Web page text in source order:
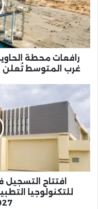
بميناء
الناظور
غرب
المتوسط
تُعلن
العد
رافعات محطة
غرب المتوسط تُعلن
التسجيل
المعهد
المتخصص
للتكنولوجيا
التطبيقية
الطيب
2026/2027
افتتاح
للتكنولوجيا